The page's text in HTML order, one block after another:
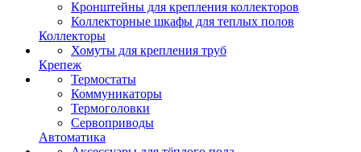
Кронштейны для крепления коллекторов
Коллекторные шкафы для теплых полов
Коллекторы
Хомуты для крепления труб
Крепеж
Термостаты
Коммуникаторы
Термоголовки
Сервоприводы
Автоматика